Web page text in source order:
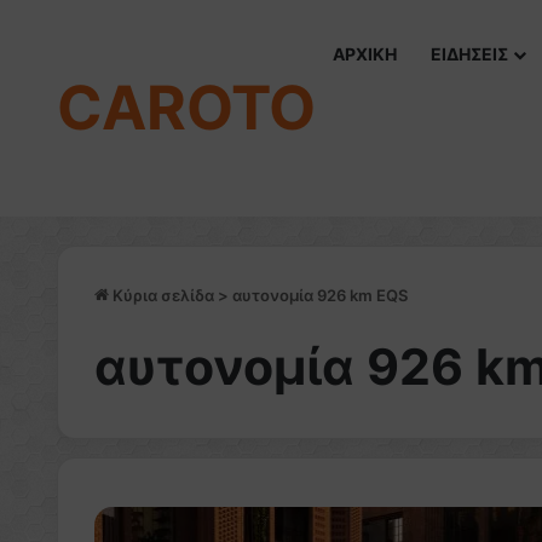
CAROTO
ΑΡΧΙΚΗ ΕΙΔΗΣΕΙΣ
Κύρια σελίδα > αυτονομία 926 km EQS
αυτονομία 926